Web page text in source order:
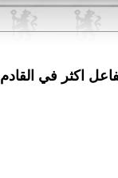
اكثر في القادم